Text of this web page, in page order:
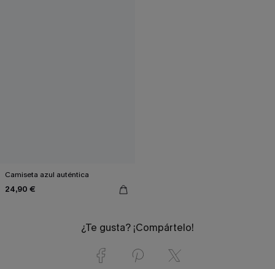
Camiseta azul auténtica
24,90 €
¿Te gusta? ¡Compártelo!